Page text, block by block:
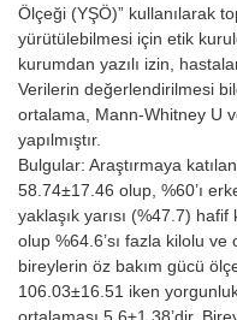
Ölçeği (YŞÖ)” kullanılarak
yürütülebilmesi için etik
kurumdan yazılı izin,
Verilerin değerlendirilmesi
ortalama, Mann-Whitney U
yapılmıştır.
Bulgular: Araştırmaya
58.74±17.46 olup, %60’ı
yaklaşık yarısı (%47.7) hafif
olup %64.6’sı fazla kilolu
bireylerin öz bakım gücü
106.03±16.51 iken